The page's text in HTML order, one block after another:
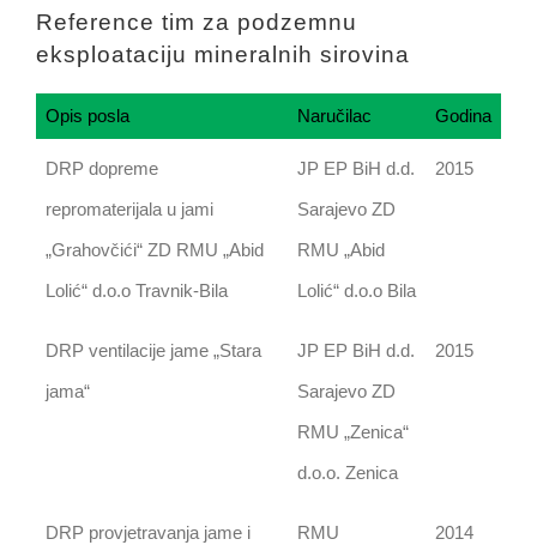
Reference tim za podzemnu
eksploataciju mineralnih sirovina
Opis posla Naručilac Godina
DRP dopreme
repromaterijala u jami
„Grahovčići“ ZD RMU „Abid
Lolić“ d.o.o Travnik-Bila
JP EP BiH d.d.
Sarajevo ZD
RMU „Abid
Lolić“ d.o.o Bila
2015
DRP ventilacije jame „Stara
jama“
JP EP BiH d.d.
Sarajevo ZD
RMU „Zenica“
d.o.o. Zenica
2015
DRP provjetravanja jame i
RMU
2014